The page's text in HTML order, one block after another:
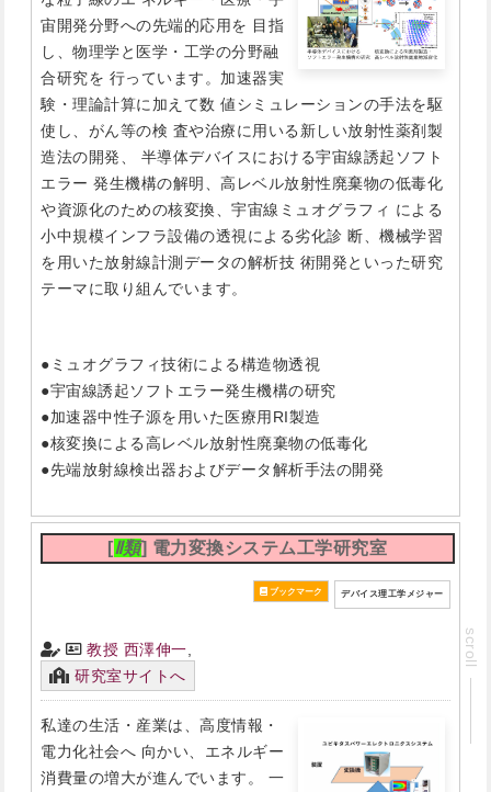
scroll
宙開発分野への先端的応用を 目指
し、物理学と医学・工学の分野融
合研究を 行っています。加速器実
験・理論計算に加えて数 値シミュレーションの手法を駆
使し、がん等の検 査や治療に用いる新しい放射性薬剤製
造法の開発、 半導体デバイスにおける宇宙線誘起ソフト
エラー 発生機構の解明、高レベル放射性廃棄物の低毒化
や資源化のための核変換、宇宙線ミュオグラフィ による
小中規模インフラ設備の透視による劣化診 断、機械学習
を用いた放射線計測データの解析技 術開発といった研究
テーマに取り組んでいます。
●ミュオグラフィ技術による構造物透視
●宇宙線誘起ソフトエラー発生機構の研究
●加速器中性子源を用いた医療用RI製造
●核変換による高レベル放射性廃棄物の低毒化
●先端放射線検出器およびデータ解析手法の開発
[Ⅱ類] 電力変換システム工学研究室
デバイス理工学メジャー
教授 西澤伸一
研究室サイトへ
私達の生活・産業は、高度情報・
電力化社会へ 向かい、エネルギー
消費量の増大が進んでいます。 一